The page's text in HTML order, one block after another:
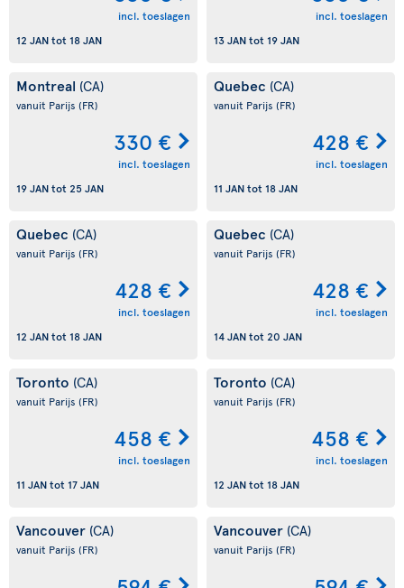
incl. toeslagen
12 JANtot 18 JAN
incl. toeslagen
13 JANtot 19 JAN
Montreal (CA)
vanuit Parijs (FR)
330 €
incl. toeslagen
19 JANtot 25 JAN
Quebec (CA)
vanuit Parijs (FR)
428 €
incl. toeslagen
11 JANtot 18 JAN
Quebec (CA)
vanuit Parijs (FR)
428 €
incl. toeslagen
12 JANtot 18 JAN
Quebec (CA)
vanuit Parijs (FR)
428 €
incl. toeslagen
14 JANtot 20 JAN
Toronto (CA)
vanuit Parijs (FR)
458 €
incl. toeslagen
11 JANtot 17 JAN
Toronto (CA)
vanuit Parijs (FR)
458 €
incl. toeslagen
12 JANtot 18 JAN
Vancouver (CA)
vanuit Parijs (FR)
Vancouver (CA)
vanuit Parijs (FR)